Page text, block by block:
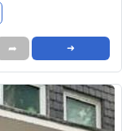
➦ ➜